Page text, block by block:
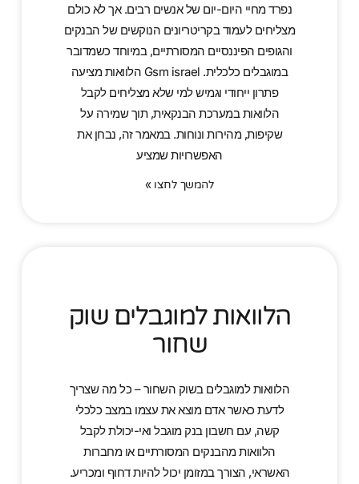
נפרד מחיי היום-יום של אנשים רבים. אך לא כולם
מצליחים לעמוד בקריטריונים הנוקשים של הבנקים
והגופים הפיננסיים המסורתיים, במיוחד כשמדובר
במוגבלים כלכלית. Gsm israel הלוואות מציעה
פתרון ייחודי וגמיש למי שלא מצליחים לקבל
הלוואות במערכת הבנקאית, תוך שמירה על
שקיפות, מהירות ונוחות. במאמר זה, נבחן את
האפשרויות שמציע
להמשך לחצו »
הלוואות למוגבלים שוק
שחור
הלוואות למוגבלים בשוק השחור – כל מה שצריך
לדעת כאשר אדם מוצא את עצמו במצב כלכלי
קשה, עם חשבון בנק מוגבל ואי-יכולת לקבל
הלוואות מהבנקים המסורתיים או מחברות
האשראי, הצורך במזומן יכול להיות דחוף ומכריע.